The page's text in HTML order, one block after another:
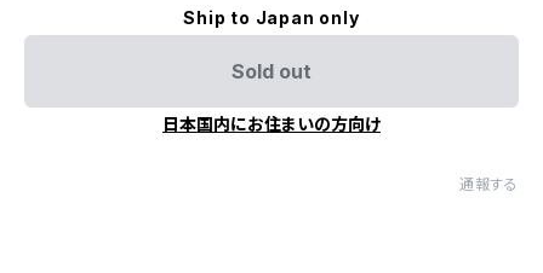
Ship to Japan only
Sold out
日本国内にお住まいの方向け
通報する